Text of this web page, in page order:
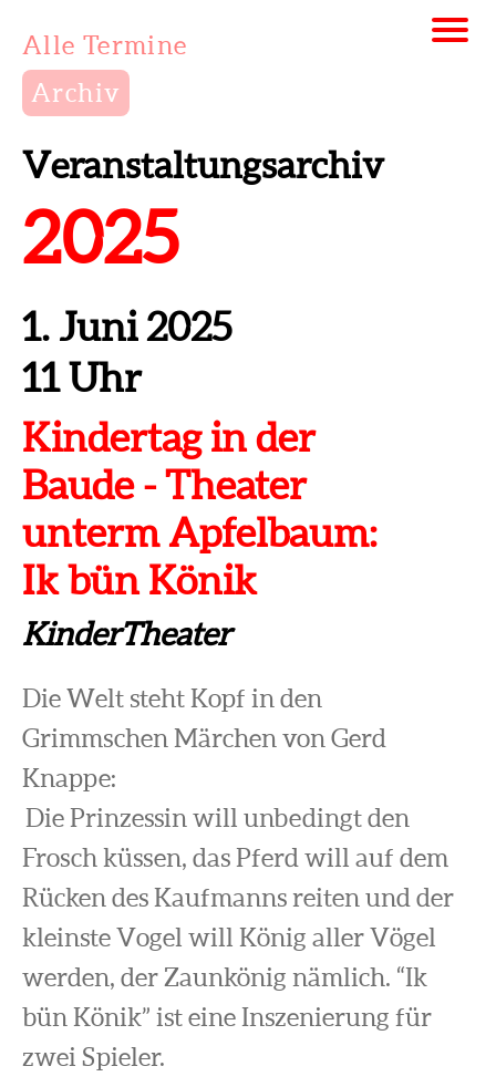
Alle Termine
Archiv
Veranstaltungsarchiv
2025
1. Juni 2025
11 Uhr
Kindertag in der
Baude - Theater
unterm Apfelbaum:
Ik bün Könik
KinderTheater
Die Welt steht Kopf in den
Grimmschen Märchen von Gerd
Knappe:
Die Prinzessin will unbedingt den
Frosch küssen, das Pferd will auf dem
Rücken des Kaufmanns reiten und der
kleinste Vogel will König aller Vögel
werden, der Zaunkönig nämlich. “Ik
bün Könik” ist eine Inszenierung für
zwei Spieler.